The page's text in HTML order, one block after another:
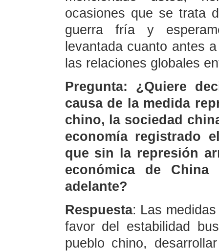
ocasiones que se trata
guerra fría y
levantada cuanto antes
las relaciones globales
Pregunta: ¿Quiere
causa de la medida
chino, la sociedad
economía registrado
que sin la represión
económica de
adelante?
Respuesta: Las
favor del estabilidad
pueblo chino,